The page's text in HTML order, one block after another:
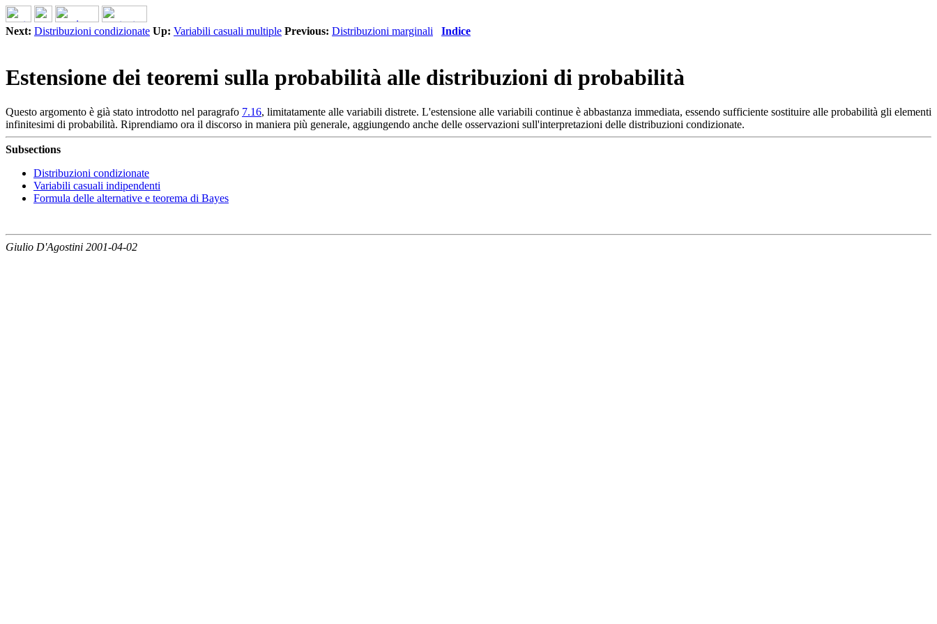
Next: Distribuzioni condizionate Up: Variabili casuali multiple Previous: Distribuzioni marginali Indice
Estensione dei teoremi sulla probabilità alle distribuzioni di probabilità
Questo argomento è già stato introdotto nel paragrafo 7.16, limitatamente alle variabili distrete. L'estensione alle variabili continue è abbastanza immediata, essendo sufficiente sostituire alle probabilità gli elementi
infinitesimi di probabilità. Riprendiamo ora il discorso in maniera più generale, aggiungendo anche delle osservazioni sull'interpretazioni delle distribuzioni condizionate.
Subsections
Distribuzioni condizionate
Variabili casuali indipendenti
Formula delle alternative e teorema di Bayes
Giulio D'Agostini 2001-04-02